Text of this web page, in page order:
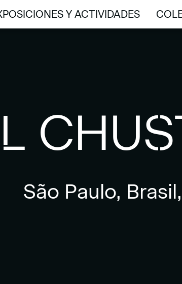
Y ACTIVIDADES
Y ACTIVIDADES
São Paulo,